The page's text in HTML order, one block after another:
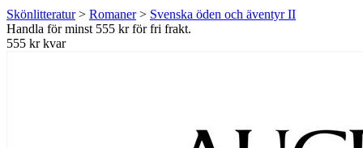
Skönlitteratur> Romaner> Svenska öden och äventyr II
Handla för minst 555 kr för fri frakt.
555 kr kvar